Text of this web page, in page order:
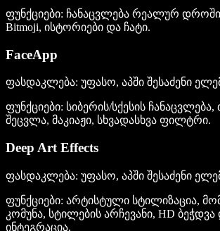
ფუნქციები: ჩანაცვლება რეალურ
Bitmoji, ისტორიები და ჩატი.
FaceApp
ფასდაკლება: უფასო, აპში შესაძენი
ფუნქციები: სიბერის/სქესის
შეცვლა, მაკიაჟი, სხვადასხვა ფილტრი.
Deep Art Effects
ფასდაკლება: უფასო, აპში შესაძენი
ფუნქციები: არტისტული სტილიზაცია,
კომუნა, სტილების არჩევანი, HD
ინტეგრაცია.